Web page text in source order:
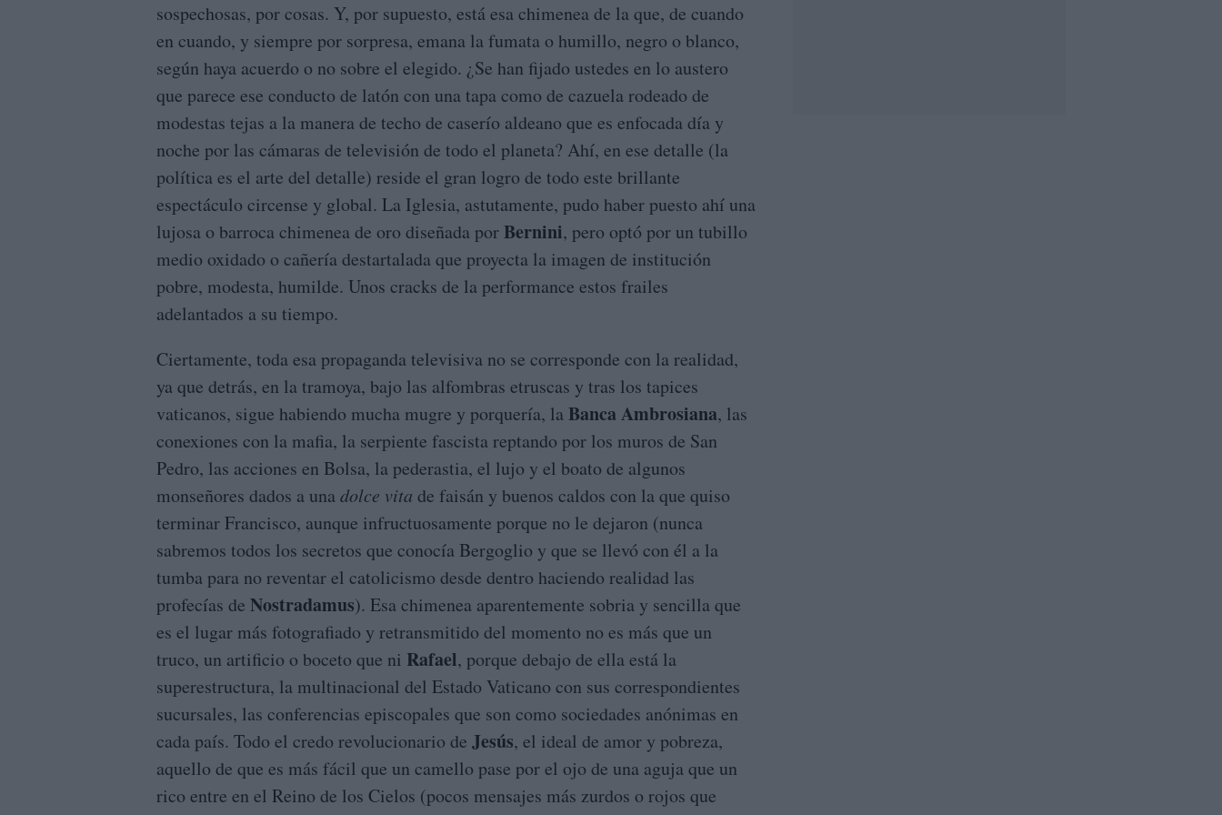
sospechosas, por cosas. Y, por supuesto, está esa chimenea de la que, de cuando
en cuando, y siempre por sorpresa, emana la fumata o humillo, negro o blanco,
según haya acuerdo o no sobre el elegido. ¿Se han fijado ustedes en lo austero
que parece ese conducto de latón con una tapa como de cazuela rodeado de
modestas tejas a la manera de techo de caserío aldeano que es enfocada día y
noche por las cámaras de televisión de todo el planeta? Ahí, en ese detalle (la
política es el arte del detalle) reside el gran logro de todo este brillante
espectáculo circense y global. La Iglesia, astutamente, pudo haber puesto ahí una
lujosa o barroca chimenea de oro diseñada porBernini, pero optó por un tubillo
medio oxidado o cañería destartalada que proyecta la imagen de institución
pobre, modesta, humilde. Unos cracks de la performance estos frailes
adelantados a su tiempo.
Ciertamente, toda esa propaganda televisiva no se corresponde con la realidad,
ya que detrás, en la tramoya, bajo las alfombras etruscas y tras los tapices
vaticanos, sigue habiendo mucha mugre y porquería, la Banca Ambrosiana, las
conexiones con la mafia, la serpiente fascista reptando por los muros de San
Pedro, las acciones en Bolsa, la pederastia, el lujo y el boato de algunos
monseñores dados a una dolce vita de faisán y buenos caldos con la que quiso
terminar Francisco, aunque infructuosamente porque no le dejaron (nunca
sabremos todos los secretos que conocía Bergoglio y que se llevó con él a la
tumba para no reventar el catolicismo desde dentro haciendo realidad las
profecías de Nostradamus). Esa chimenea aparentemente sobria y sencilla que
es el lugar más fotografiado y retransmitido del momento no es más que un
truco, un artificio o boceto que ni Rafael, porque debajo de ella está la
superestructura, la multinacional del Estado Vaticano con sus correspondientes
sucursales, las conferencias episcopales que son como sociedades anónimas en
cada país. Todo el credo revolucionario de Jesús, el ideal de amor y pobreza,
aquello de que es más fácil que un camello pase por el ojo de una aguja que un
rico entre en el Reino de los Cielos (pocos mensajes más zurdos o rojos que